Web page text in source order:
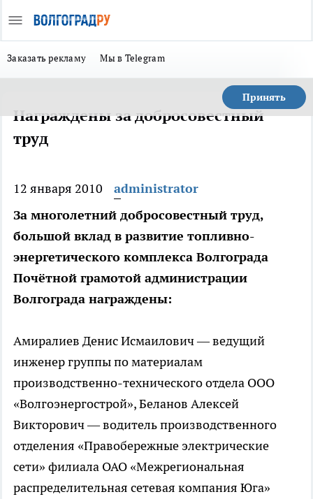
Заказать рекламу Мы в Telegram
Принять
Награждены за добросовестный
труд
12 января 2010
administrator
За многолетний добросовестный труд,
большой вклад в развитие топливно-
энергетического комплекса Волгограда
Почётной грамотой администрации
Волгограда награждены:
Амиралиев Денис Исмаилович — ведущий
инженер группы по материалам
производственно-технического отдела ООО
«Волгоэнергострой», Беланов Алексей
Викторович — водитель производственного
отделения «Правобережные электрические
сети» филиала ОАО «Межрегиональная
распределительная сетевая компания Юга»